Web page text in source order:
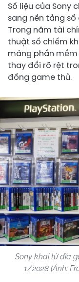
Số liệu của Sony
sang nền tảng
Trong năm tài
thuật số chiếm
mảng phần
thay đổi rõ rệt
đồng game thủ.
Sony khai tử đĩa
1/2028 (Ảnh: